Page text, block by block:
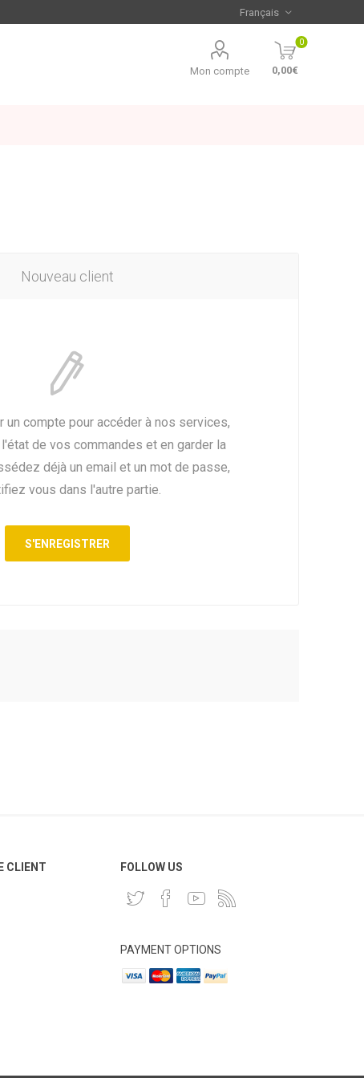
Mon compte
0
0,00€
Nouveau client
un compte pour accéder à nos services,
de vos commandes et en garder la
déjà un email et un mot de passe,
vous dans l'autre partie.
CLIENT FOLLOW US
PAYMENT OPTIONS